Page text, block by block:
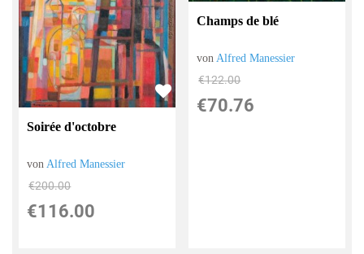
Soirée d'octobre
von Alfred Manessier
€200.00
€116.00
Champs de blé
vonAlfred Manessier
€122.00
€70.76